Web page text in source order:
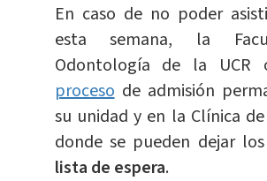
En caso de no poder
esta semana, la
Odontología de la UCR
procesode admisión
su unidad y en la Clínica
donde se pueden dejar los
lista de espera.